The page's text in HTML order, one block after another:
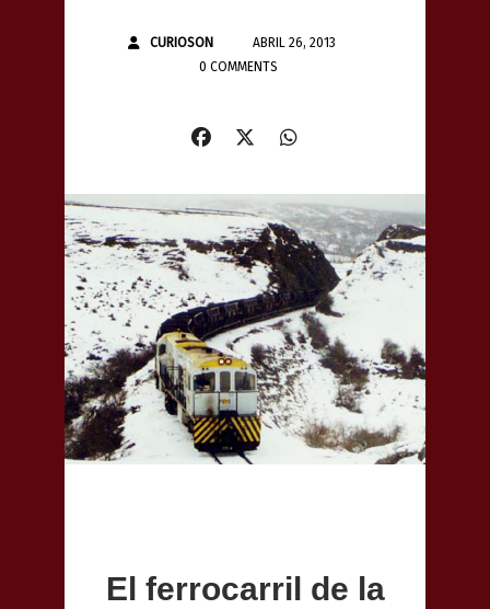
CURIOSON
ABRIL 26, 2013
0 COMMENTS
El ferrocarril de la